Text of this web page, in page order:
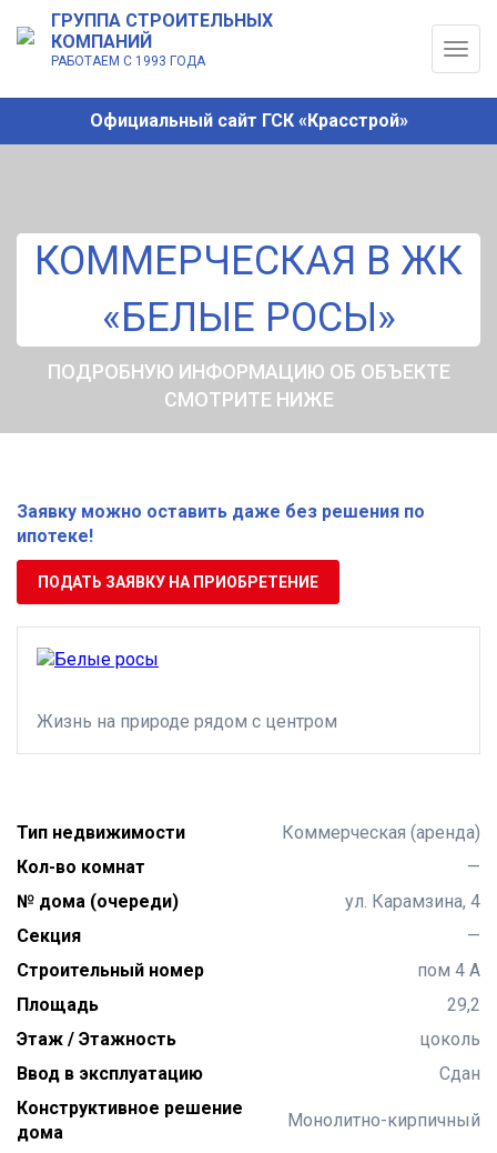
Официальный сайт ГСК «Красстрой»
ГРУППА СТРОИТЕЛЬНЫХ
КОМПАНИЙ
РАБОТАЕМ С 1993 ГОДА
КОММЕРЧЕСКАЯ В ЖК
«БЕЛЫЕ РОСЫ»
ПОДРОБНУЮ ИНФОРМАЦИЮ ОБ ОБЪЕКТЕ
СМОТРИТЕ НИЖЕ
Заявку можно оставить даже без решения по
ипотеке!
ПОДАТЬ ЗАЯВКУ НА ПРИОБРЕТЕНИЕ
Жизнь на природе рядом с центром
Тип недвижимости
Коммерческая (аренда)
Кол-во комнат
—
№ дома (очереди)
ул. Карамзина, 4
Секция
—
Строительный номер
пом 4 А
Площадь
29,2
Этаж / Этажность
цоколь
Ввод в эксплуатацию
Сдан
Конструктивное решение
дома
Монолитно-кирпичный